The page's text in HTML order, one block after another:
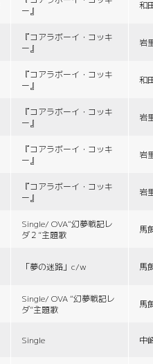
ー』
和
『コアラボーイ・コッキ
ー』
岩
『コアラボーイ・コッキ
ー』
和
『コアラボーイ・コッキ
ー』
岩
『コアラボーイ・コッキ
ー』
岩
『コアラボーイ・コッキ
ー』
岩
Single/ OVA“幻夢戦記レ
ダ２”主題歌
馬
「夢の迷路」c/w 馬
Single/ OVA “幻夢戦記レ
ダ”主題歌
馬
Single 中